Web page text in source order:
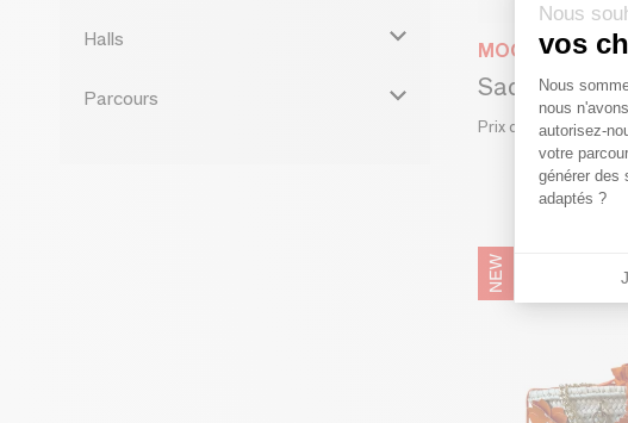
Halls
Parcours
MOONPACK
Prix de vente
Nous
vos
Nous
nous
autorisez-
votre
générer des
adaptés ?